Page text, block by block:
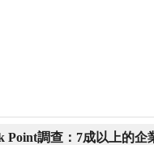
Point調查：7成以上的